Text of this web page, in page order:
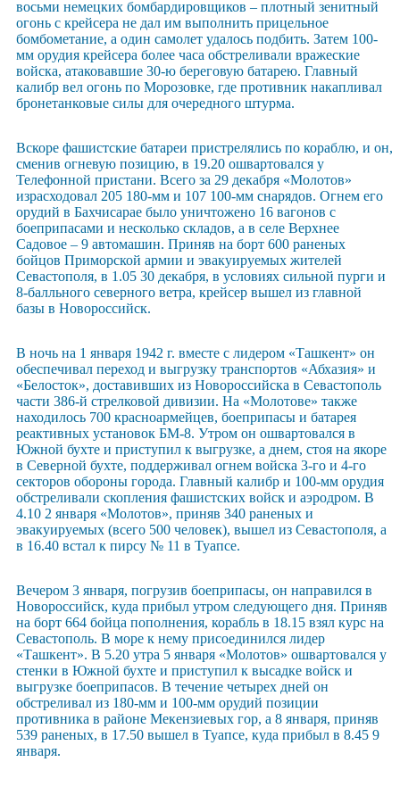
восьми немецких бомбардировщиков – плотный зенитный
огонь с крейсера не дал им выполнить прицельное
бомбометание, а один самолет удалось подбить. Затем 100-
мм орудия крейсера более часа обстреливали вражеские
войска, атаковавшие 30-ю береговую батарею. Главный
калибр вел огонь по Морозовке, где противник накапливал
бронетанковые силы для очередного штурма.
Вскоре фашистские батареи пристрелялись по кораблю, и он,
сменив огневую позицию, в 19.20 ошвартовался у
Телефонной пристани. Всего за 29 декабря «Молотов»
израсходовал 205 180-мм и 107 100-мм снарядов. Огнем его
орудий в Бахчисарае было уничтожено 16 вагонов с
боеприпасами и несколько складов, а в селе Верхнее
Садовое – 9 автомашин. Приняв на борт 600 раненых
бойцов Приморской армии и эвакуируемых жителей
Севастополя, в 1.05 30 декабря, в условиях сильной пурги и
8-балльного северного ветра, крейсер вышел из главной
базы в Новороссийск.
В ночь на 1 января 1942 г. вместе с лидером «Ташкент» он
обеспечивал переход и выгрузку транспортов «Абхазия» и
«Белосток», доставивших из Новороссийска в Севастополь
части 386-й стрелковой дивизии. На «Молотове» также
находилось 700 красноармейцев, боеприпасы и батарея
реактивных установок БМ-8. Утром он ошвартовался в
Южной бухте и приступил к выгрузке, а днем, стоя на якоре
в Северной бухте, поддерживал огнем войска 3-го и 4-го
секторов обороны города. Главный калибр и 100-мм орудия
обстреливали скопления фашистских войск и аэродром. В
4.10 2 января «Молотов», приняв 340 раненых и
эвакуируемых (всего 500 человек), вышел из Севастополя, а
в 16.40 встал к пирсу № 11 в Туапсе.
Вечером 3 января, погрузив боеприпасы, он направился в
Новороссийск, куда прибыл утром следующего дня. Приняв
на борт 664 бойца пополнения, корабль в 18.15 взял курс на
Севастополь. В море к нему присоединился лидер
«Ташкент». В 5.20 утра 5 января «Молотов» ошвартовался у
стенки в Южной бухте и приступил к высадке войск и
выгрузке боеприпасов. В течение четырех дней он
обстреливал из 180-мм и 100-мм орудий позиции
противника в районе Мекензиевых гор, а 8 января, приняв
539 раненых, в 17.50 вышел в Туапсе, куда прибыл в 8.45 9
января.